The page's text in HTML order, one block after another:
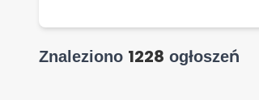
Znaleziono 1228 ogłoszeń